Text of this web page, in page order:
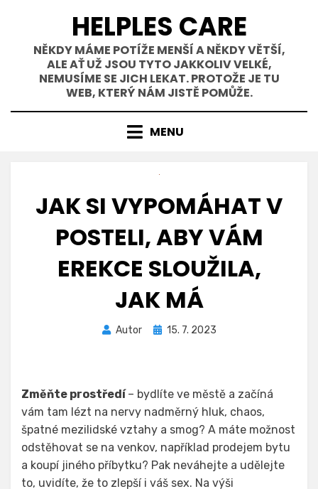
obsahu
HELPLES CARE
NĚKDY MÁME POTÍŽE MENŠÍ A NĚKDY VĚTŠÍ,
ALE AŤ UŽ JSOU TYTO JAKKOLIV VELKÉ,
NEMUSÍME SE JICH LEKAT. PROTOŽE JE TU
WEB, KTERÝ NÁM JISTĚ POMŮŽE.
MENU
JAK SI VYPOMÁHAT V
POSTELI, ABY VÁM
EREKCE SLOUŽILA,
JAK MÁ
Autor
Zveřejněno
15. 7. 2023
Změňte prostředí– bydlíte ve městě a začíná
vám tam lézt na nervy nadměrný hluk, chaos,
špatné mezilidské vztahy a smog? A máte možnost
odstěhovat se na venkov, například prodejem bytu
a koupí jiného příbytku? Pak neváhejte a udělejte
to, uvidíte, že to zlepší i váš sex. Na výši